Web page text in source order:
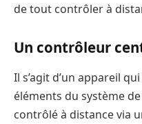
de tout contrôler à
Un contrôleur
Il s’agit d’un appareil
éléments du système
contrôlé à distance via